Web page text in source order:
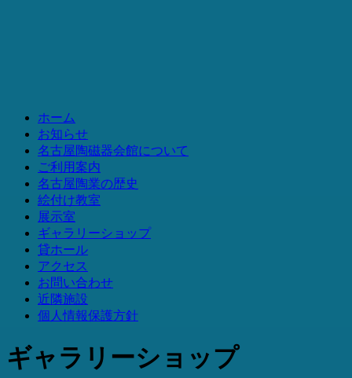
ホーム
お知らせ
名古屋陶磁器会館について
ご利用案内
名古屋陶業の歴史
絵付け教室
展示室
ギャラリーショップ
貸ホール
アクセス
お問い合わせ
近隣施設
個人情報保護方針
ギャラリーショップ